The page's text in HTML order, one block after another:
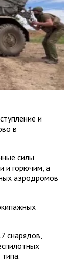
и
в
силы
и горючим, а
аэродромов
снарядов,